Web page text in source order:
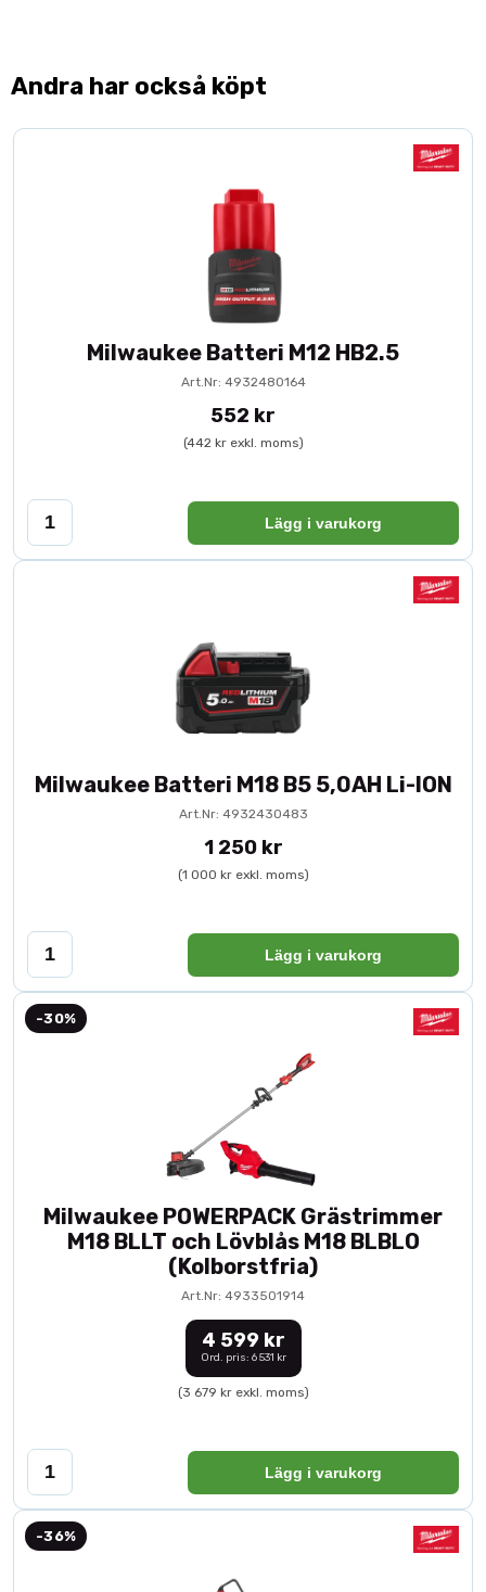
Andra har också köpt
Milwaukee Batteri M12 HB2.5
Art.Nr: 4932480164
552 kr
(442 kr exkl. moms)
Lägg i varukorg
Milwaukee Batteri M18 B5 5,0AH Li-ION
Art.Nr: 4932430483
1 250 kr
(1 000 kr exkl. moms)
Lägg i varukorg
-30%
Milwaukee POWERPACK Grästrimmer
M18 BLLT och Lövblås M18 BLBLO
(Kolborstfria)
Art.Nr: 4933501914
4 599 kr
Ord. pris: 6 531 kr
(3 679 kr exkl. moms)
Lägg i varukorg
-36%